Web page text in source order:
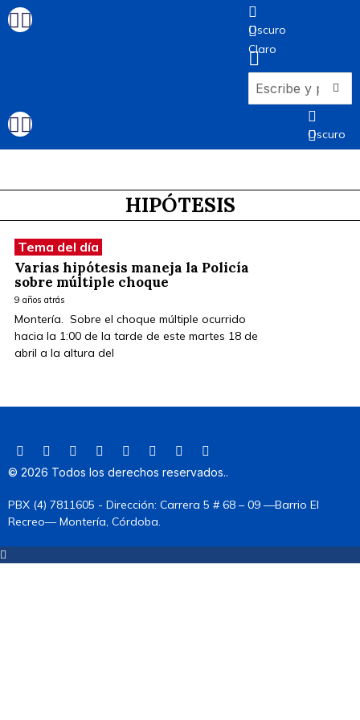
Oscuro
Claro
Oscuro
Claro
HIPÓTESIS
Tema del día
Varias hipótesis maneja la Policía
sobre múltiple choque
9 años atrás
Montería. Sobre el choque múltiple ocurrido
hacia la 1:00 de la tarde de este martes 18 de
abril a la altura del
© 2026 Todos los derechos reservados..
PBX (4) 7811605 - Dirección: Carrera 5 # 68 – 09 —Barrio El
Recreo— Montería, Córdoba.